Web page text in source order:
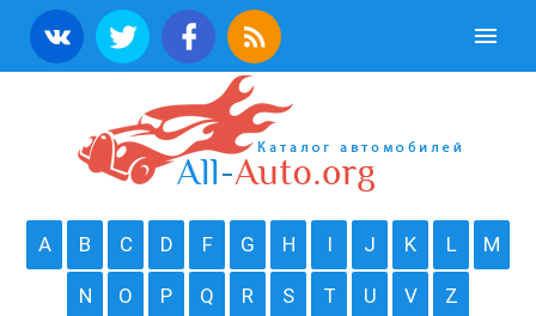
A B C D F G H I J K L M
N O P Q R S T U V Z